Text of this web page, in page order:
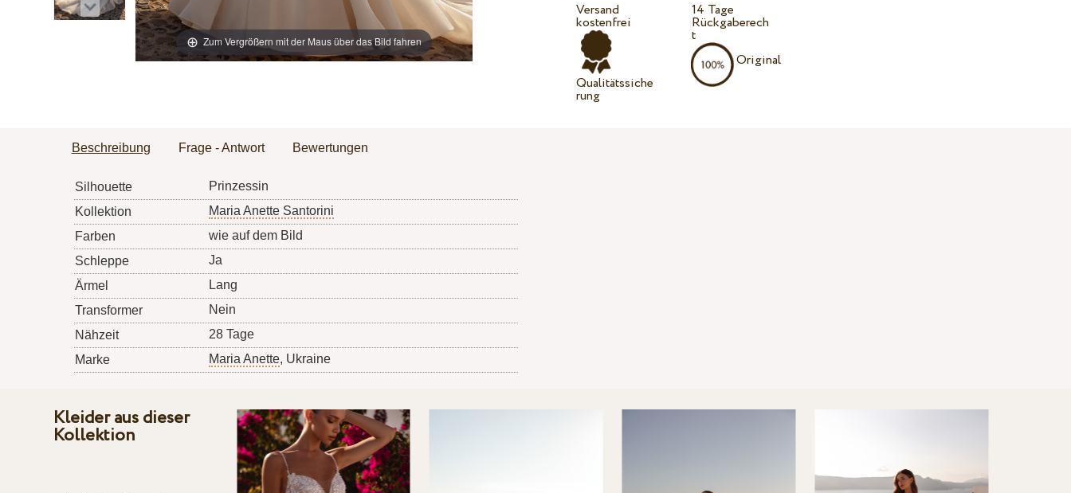
Zum Vergrößern mit der Maus über das Bild fahren
Versand
kostenfrei
Qualitätssiche
rung
14 Tage
Rückgaberech
t
Original
Beschreibung Frage - Antwort Bewertungen
Silhouette
Prinzessin
Kollektion
Maria Anette Santorini
Farben
wie auf dem Bild
Schleppe
Ja
Ärmel
Lang
Transformer
Nein
Nähzeit
28 Tage
Marke
Maria Anette, Ukraine
Kleider aus dieser
Kollektion